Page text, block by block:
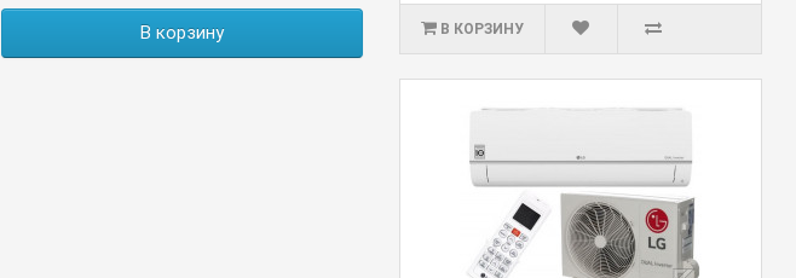
В корзину В КОРЗИНУ